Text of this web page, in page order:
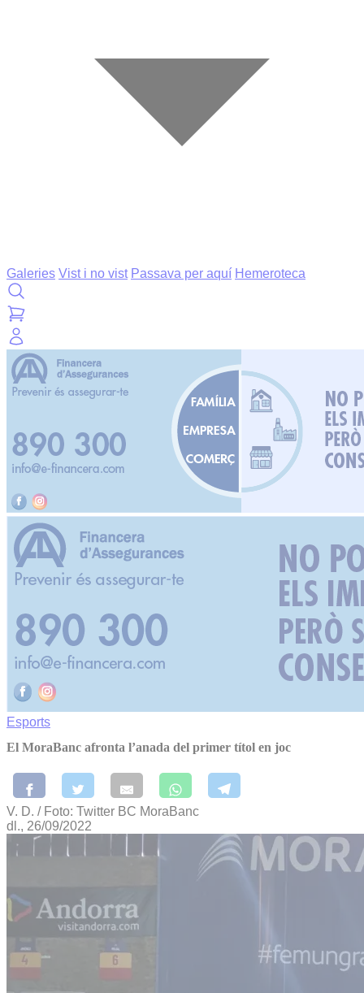
Galeries Vist i no vist Passava per aquí Hemeroteca
Esports
El MoraBanc afronta l’anada del primer títol en joc
V. D. / Foto: Twitter BC MoraBanc
dl., 26/09/2022